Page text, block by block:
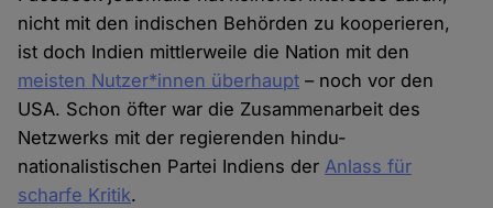
nicht mit den indischen Behörden zu kooperieren,
ist doch Indien mittlerweile die Nation mit den
meisten Nutzer*innen überhaupt – noch vor den
USA. Schon öfter war die Zusammenarbeit des
Netzwerks mit der regierenden hindu-
nationalistischen Partei Indiens derAnlass für
scharfe Kritik.